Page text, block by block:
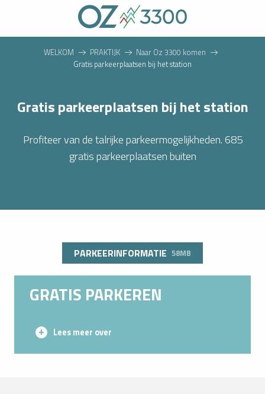
contenu
WELKOM PRAKTIJK
Naar Oz 3300 komen
Gratis parkeerplaatsen bij het station
Gratis parkeerplaatsen bij het station
Profiteer van de talrijke parkeermogelijkheden. 685
gratis parkeerplaatsen buiten
PARKEERINFORMATIE 58MB
GRATIS PARKEREN
Lees meer over